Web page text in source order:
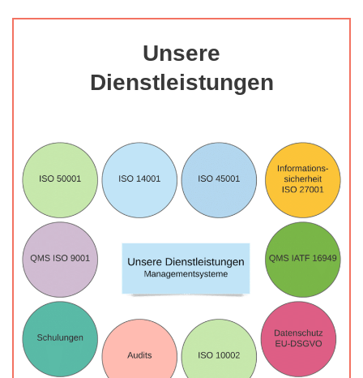
Unsere
Dienstleistungen